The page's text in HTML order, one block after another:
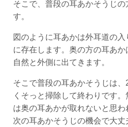
そこで、普段の耳あかそうじ
す。
図のように耳あかは外耳道の
に存在します。奥の方の耳あ
自然と外側に出てきます。
そこで普段の耳あかそうじは
くそっと掃除して終わりです
は奥の耳あかが取れないと思
次の耳あかそうじの機会で大丈